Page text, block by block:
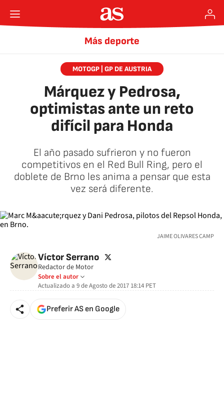
Más deporte
MOTOGP | GP DE AUSTRIA
Márquez y Pedrosa,
optimistas ante un reto
difícil para Honda
El año pasado sufrieron y no fueron
competitivos en el Red Bull Ring, pero el
doblete de Brno les anima a pensar que esta
vez será diferente.
JAIME OLIVARES CAMP
Víctor Serrano twitter
Redactor de Motor
Sobre el autor
Actualizado a 9 de Agosto de 2017 18:14 PET
Preferir AS en Google